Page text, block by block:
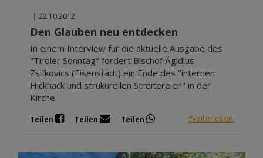
| 22.10.2012
Den Glauben neu entdecken
In einem Interview für die aktuelle Ausgabe des
"Tiroler Sonntag" fordert Bischof Ägidius
Zsifkovics (Eisenstadt) ein Ende des "internen
Hickhack und strukurellen Streitereien" in der
Kirche.
Teilen Teilen Teilen Weiterlesen